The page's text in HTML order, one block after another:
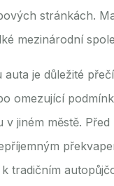
stránkách.
mezinárodní
auta je důležité
omezující
v jiném městě.
tradičním